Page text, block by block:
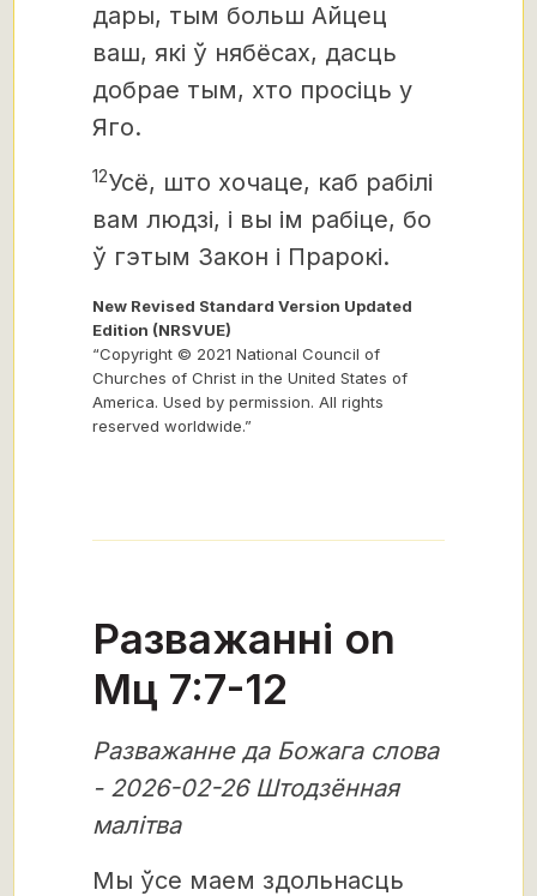
дары, тым больш Айцец
ваш, які ў нябёсах, дасць
добрае тым, хто просіць у
Яго.
12Усё, што хочаце, каб рабілі
вам людзі, і вы ім рабіце, бо
ў гэтым Закон і Прарокі.
New Revised Standard Version Updated
Edition (NRSVUE)
“Copyright © 2021 National Council of
Churches of Christ in the United States of
America. Used by permission. All rights
reserved worldwide.”
Разважанні on
Мц 7:7-12
Разважанне да Божага слова
- 2026-02-26 Штодзённая
малітва
Мы ўсе маем здольнасць